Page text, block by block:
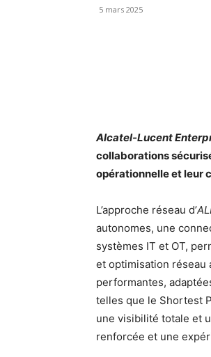
5 mars 2025
Alcatel-Lucent
collaborations
opérationnelle et leur
L’approche réseau d’
autonomes, une
systèmes IT et OT,
et optimisation réseau
performantes,
telles que le Shortest
une visibilité totale et
renforcée et une